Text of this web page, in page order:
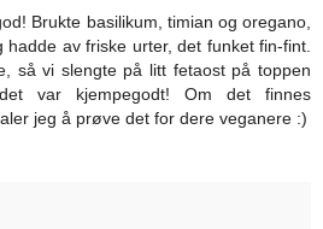
Brukte basilikum, timian og oregano,
hadde av friske urter, det funket fin-fint.
så vi slengte på litt fetaost på toppen
var kjempegodt! Om det finnes
jeg å prøve det for dere veganere :)